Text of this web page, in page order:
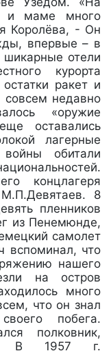
и маме много
Королёва, - Он
впервые – в
отели
курорта
ракет и
совсем недавно
«оружие
оставались
лагерные
обитали
концлагеря
М.П.Девятаев. 8
пленников
из Пенемюнде,
самолет
вспоминал, что
нашего
на остров
много
что он знал
побега.
полковник,
В 1957 г.